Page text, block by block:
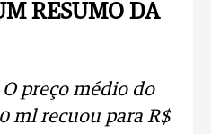
RESUMO DA
preço médio do
ml recuou para R$